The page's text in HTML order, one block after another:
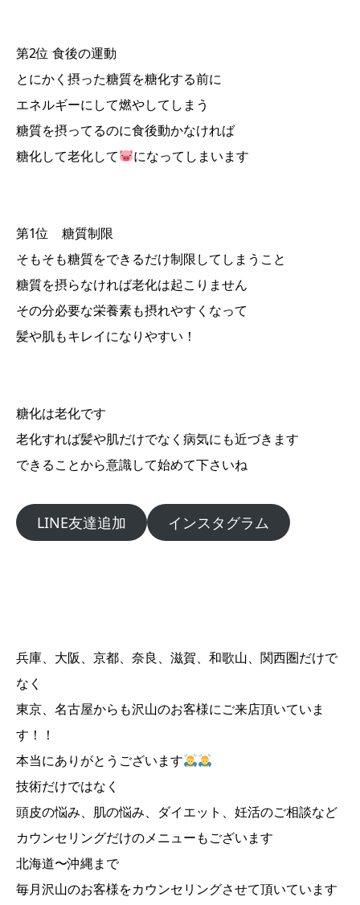
第2位 食後の運動
とにかく摂った糖質を糖化する前に
エネルギーにして燃やしてしまう
糖質を摂ってるのに食後動かなければ
糖化して老化して
になってしまいます
第1位 糖質制限
そもそも糖質をできるだけ制限してしまうこと
糖質を摂らなければ老化は起こりません
その分必要な栄養素も摂れやすくなって
髪や肌もキレイになりやすい！
糖化は老化です
老化すれば髪や肌だけでなく病気にも近づきます
できることから意識して始めて下さいね
LINE友達追加 インスタグラム
兵庫、大阪、京都、奈良、滋賀、和歌山、関西圏だけで
なく
東京、名古屋からも沢山のお客様にご来店頂いていま
す！！
本当にありがとうございます
技術だけではなく
頭皮の悩み、肌の悩み、ダイエット、妊活のご相談など
カウンセリングだけのメニューもございます
北海道〜沖縄まで
毎月沢山のお客様をカウンセリングさせて頂いています